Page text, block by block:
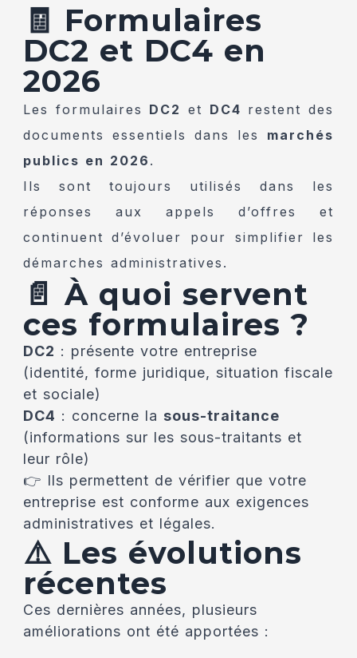
🧾 Formulaires
DC2 et DC4 en
2026
Les formulaires DC2 et DC4 restent des
documents essentiels dans les marchés
publics en 2026 .
Ils sont toujours utilisés dans les
réponses aux appels d’offres et
continuent d’évoluer pour simplifier les
démarches administratives.
📄 À quoi servent
ces formulaires ?
DC2 : présente votre entreprise
(identité, forme juridique, situation fiscale
et sociale)
DC4 : concerne la sous-traitance
(informations sur les sous-traitants et
leur rôle)
👉 Ils permettent de vérifier que votre
entreprise est conforme aux exigences
administratives et légales.
⚠️ Les évolutions
récentes
Ces dernières années, plusieurs
améliorations ont été apportées :